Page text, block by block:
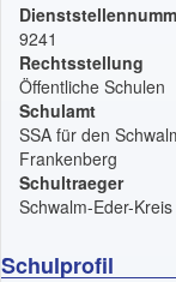
9241
Rechtsstellung
Öffentliche Schulen
Schulamt
SSA für den
Frankenberg
Schultraeger
Schwalm-Eder-Kreis
Schulprofil